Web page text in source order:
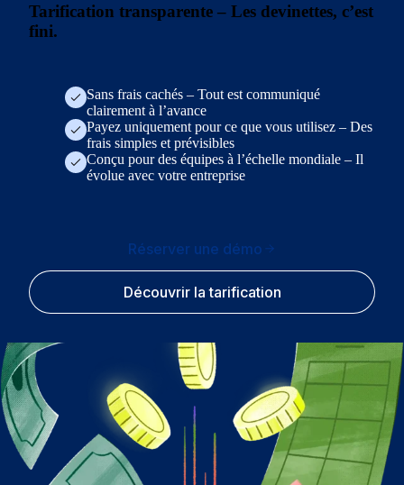
Tarification transparente – Les devinettes, c’est
fini.
Sans frais cachés – Tout est communiqué
clairement à l’avance
Payez uniquement pour ce que vous utilisez – Des
frais simples et prévisibles
Conçu pour des équipes à l’échelle mondiale – Il
évolue avec votre entreprise
Réserver une démo
Découvrir la tarification